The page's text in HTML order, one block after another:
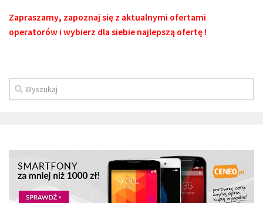
Zapraszamy, zapoznaj się z aktualnymi ofertami
operatorów i wybierz dla siebie najlepszą ofertę !